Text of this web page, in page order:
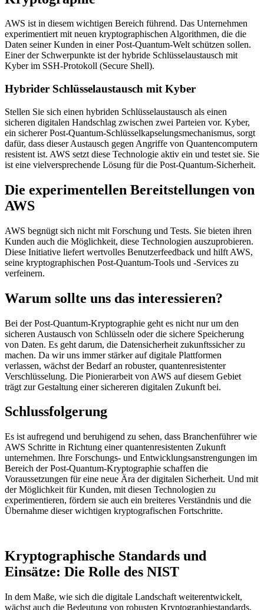
AWS ist in diesem wichtigen Bereich führend. Das Unternehmen
experimentiert mit neuen kryptographischen Algorithmen, die die
Daten seiner Kunden in einer Post-Quantum-Welt schützen sollen.
Einer der Schwerpunkte ist der hybride Schlüsselaustausch mit
Kyber im SSH-Protokoll (Secure Shell).
Hybrider Schlüsselaustausch mit Kyber
Stellen Sie sich einen hybriden Schlüsselaustausch als einen
sicheren digitalen Handschlag zwischen zwei Parteien vor. Kyber,
ein sicherer Post-Quantum-Schlüsselkapselungsmechanismus, sorgt
dafür, dass dieser Austausch gegen Angriffe von Quantencomputern
resistent ist. AWS setzt diese Technologie aktiv ein und testet sie. Sie
ist eine vielversprechende Lösung für die Post-Quantum-Sicherheit.
Die experimentellen Bereitstellungen von
AWS
AWS begnügt sich nicht mit Forschung und Tests. Sie bieten ihren
Kunden auch die Möglichkeit, diese Technologien auszuprobieren.
Diese Initiative liefert wertvolles Benutzerfeedback und hilft AWS,
seine kryptographischen Post-Quantum-Tools und -Services zu
verfeinern.
Warum sollte uns das interessieren?
Bei der Post-Quantum-Kryptographie geht es nicht nur um den
sicheren Austausch von Schlüsseln oder die sichere Speicherung
von Daten. Es geht darum, die Datensicherheit zukunftssicher zu
machen. Da wir uns immer stärker auf digitale Plattformen
verlassen, wächst der Bedarf an robuster, quantenresistenter
Verschlüsselung. Die Pionierarbeit von AWS auf diesem Gebiet
trägt zur Gestaltung einer sichereren digitalen Zukunft bei.
Schlussfolgerung
Es ist aufregend und beruhigend zu sehen, dass Branchenführer wie
AWS Schritte in Richtung einer quantenresistenten Zukunft
unternehmen. Ihre Forschungs- und Entwicklungsanstrengungen im
Bereich der Post-Quantum-Kryptographie schaffen die
Voraussetzungen für eine neue Ära der digitalen Sicherheit. Und mit
der Möglichkeit für Kunden, mit diesen Technologien zu
experimentieren, fördern sie auch ein breiteres Verständnis und die
Übernahme dieser wichtigen kryptografischen Fortschritte.
Kryptographische Standards und
Einsätze: Die Rolle des NIST
In dem Maße, wie sich die digitale Landschaft weiterentwickelt,
wächst auch die Bedeutung von robusten Kryptographiestandards.